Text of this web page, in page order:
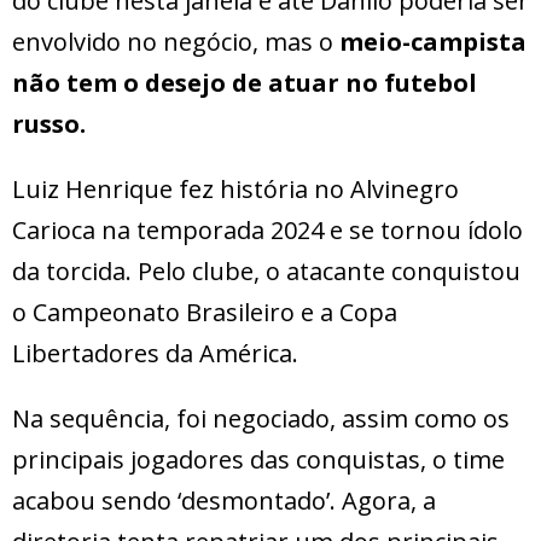
envolvido no negócio, mas o meio-campista
não tem o desejo de atuar no futebol
russo.
Luiz Henrique fez história no Alvinegro
Carioca na temporada 2024 e se tornou ídolo
da torcida. Pelo clube, o atacante conquistou
o Campeonato Brasileiro e a Copa
Libertadores da América.
Na sequência, foi negociado, assim como os
principais jogadores das conquistas, o time
acabou sendo ‘desmontado’. Agora, a